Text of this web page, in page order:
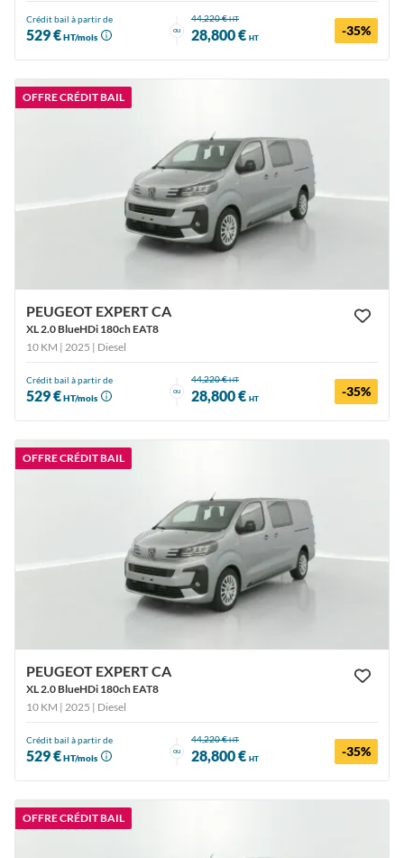
Crédit bail à partir de
529 €HT/mois
ou
44,220 €HT
28,800 € HT -35%
OFFRE CRÉDIT BAIL
PEUGEOT EXPERT CA
XL 2.0 BlueHDi 180ch EAT8
10 KM | 2025 | Diesel
Crédit bail à partir de
529 €HT/mois
ou
44,220 €HT
28,800 € HT -35%
OFFRE CRÉDIT BAIL
PEUGEOT EXPERT CA
XL 2.0 BlueHDi 180ch EAT8
10 KM | 2025 | Diesel
Crédit bail à partir de
529 €HT/mois
ou
44,220 €HT
28,800 € HT -35%
OFFRE CRÉDIT BAIL